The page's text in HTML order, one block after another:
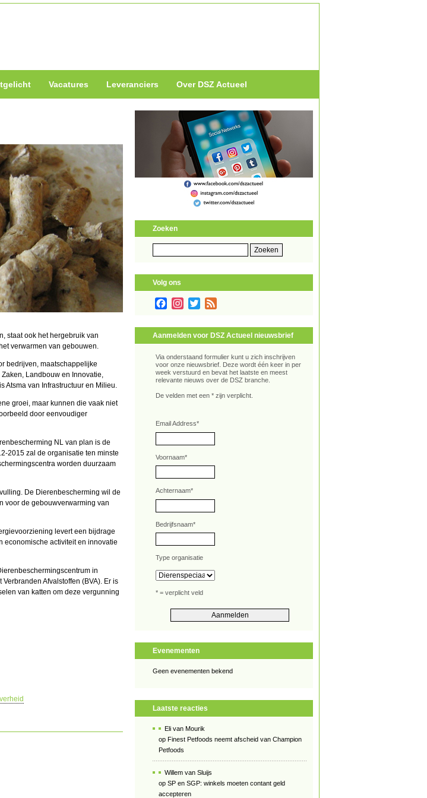
Vacatures Leveranciers Over DSZ Actueel
staat ook het hergebruik van
verwarmen van gebouwen.
bedrijven, maatschappelijke
Landbouw en Innovatie,
Atsma van Infrastructuur en Milieu.
groei, maar kunnen die vaak niet
door eenvoudiger
NL van plan is de
2015 zal de organisatie ten minste
worden duurzaam
De Dierenbescherming wil de
voor de gebouwverwarming van
levert een bijdrage
economische activiteit en innovatie
in
Afvalstoffen (BVA). Er is
van katten om deze vergunning
Zoeken
naar:
Volg ons
FacebookInstagram
Twitter
Aanmelden voor DSZ Actueel nieuwsbrief
Via onderstaand formulier kunt u zich inschrijven
voor onze nieuwsbrief. Deze wordt één keer in per
week verstuurd en bevat het laatste en meest
relevante nieuws over de DSZ branche.
De velden met een * zijn verplicht.
Email Address*
Voornaam*
Achternaam*
Bedrijfsnaam*
Type organisatie
* = verplicht veld
Evenementen
Geen evenementen bekend
Laatste reacties
Eli van Mourik
op Finest Petfoods neemt afscheid van Champion
Petfoods
Willem van Sluijs
op SP en SGP: winkels moeten contant geld
accepteren